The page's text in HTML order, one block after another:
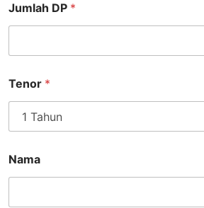
Jumlah DP *
Tenor *
Nama